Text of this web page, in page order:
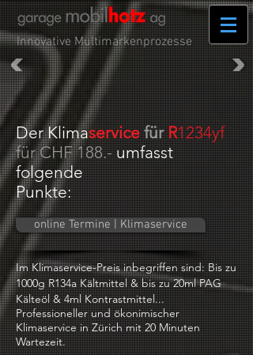
Innovative Multimarkenprozesse
Der Klimaservice für R1234yf
für CHF 188.- umfasst
folgende
Punkte:
online Termine | Klimaservice
Im Klimaservice-Preis inbegriffen sind: Bis zu
1000g R134a Kältmittel & bis zu 20ml PAG
Kälteöl & 4ml Kontrastmittel...
Professioneller und ökonimischer
Klimaservice in Zürich mit 20 Minuten
Wartezeit.